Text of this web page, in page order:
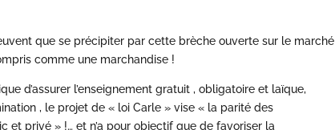
que se précipiter par cette brèche ouverte sur le marché
comme une marchandise !
d’assurer l’enseignement gratuit , obligatoire et laïque,
, le projet de « loi Carle » vise « la parité des
et privé » !… et n’a pour objectif que de favoriser la